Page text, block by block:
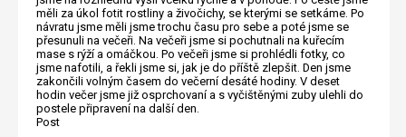
měli za úkol fotit rostliny a živočichy, se kterými se setkáme. Po
návratu jsme měli jsme trochu času pro sebe a poté jsme se
přesunuli na večeři. Na večeři jsme si pochutnali na kuřecím
mase s rýží a omáčkou. Po večeři jsme si prohlédli fotky, co
jsme nafotili, a řekli jsme si, jak je do příště zlepšit. Den jsme
zakončili volným časem do večerní desáté hodiny. V deset
hodin večer jsme již osprchovaní a s vyčištěnými zuby ulehli do
postele připravení na další den.
Post